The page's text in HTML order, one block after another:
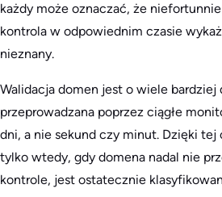
każdy może oznaczać, że
kontrola w odpowiednim czasie
nieznany.
Walidacja domen jest o wiele bardziej
przeprowadzana poprzez ciągłe
dni, a nie sekund czy minut. Dzięki tej
tylko wtedy, gdy domena nadal nie
kontrole, jest ostatecznie